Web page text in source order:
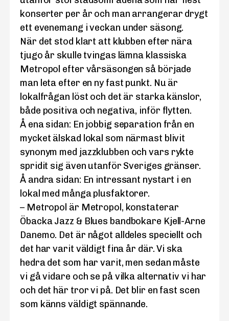
konserter per år och man arrangerar drygt
ett evenemang i veckan under säsong.
När det stod klart att klubben efter nära
tjugo år skulle tvingas lämna klassiska
Metropol efter vårsäsongen så började
man leta efter en ny fast punkt. Nu är
lokalfrågan löst och det är starka känslor,
både positiva och negativa, inför flytten.
Å ena sidan: En jobbig separation från en
mycket älskad lokal som närmast blivit
synonym med jazzklubben och vars rykte
spridit sig även utanför Sveriges gränser.
Å andra sidan: En intressant nystart i en
lokal med många plusfaktorer.
– Metropol är Metropol, konstaterar
Öbacka Jazz & Blues bandbokare Kjell-Arne
Danemo. Det är något alldeles speciellt och
det har varit väldigt fina år där. Vi ska
hedra det som har varit, men sedan måste
vi gå vidare och se på vilka alternativ vi har
och det här tror vi på. Det blir en fast scen
som känns väldigt spännande.